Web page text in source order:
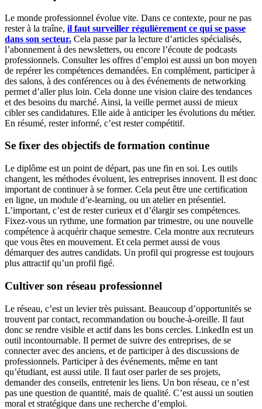
Le monde professionnel évolue vite. Dans ce contexte, pour ne pas
rester à la traîne, il faut surveiller régulièrement ce qui se passe
dans son secteur. Cela passe par la lecture d’articles spécialisés,
l’abonnement à des newsletters, ou encore l’écoute de podcasts
professionnels. Consulter les offres d’emploi est aussi un bon moyen
de repérer les compétences demandées. En complément, participer à
des salons, à des conférences ou à des événements de networking
permet d’aller plus loin. Cela donne une vision claire des tendances
et des besoins du marché. Ainsi, la veille permet aussi de mieux
cibler ses candidatures. Elle aide à anticiper les évolutions du métier.
En résumé, rester informé, c’est rester compétitif.
Se fixer des objectifs de formation continue
Le diplôme est un point de départ, pas une fin en soi. Les outils
changent, les méthodes évoluent, les entreprises innovent. Il est donc
important de continuer à se former. Cela peut être une certification
en ligne, un module d’e-learning, ou un atelier en présentiel.
L’important, c’est de rester curieux et d’élargir ses compétences.
Fixez-vous un rythme, une formation par trimestre, ou une nouvelle
compétence à acquérir chaque semestre. Cela montre aux recruteurs
que vous êtes en mouvement. Et cela permet aussi de vous
démarquer des autres candidats. Un profil qui progresse est toujours
plus attractif qu’un profil figé.
Cultiver son réseau professionnel
Le réseau, c’est un levier très puissant. Beaucoup d’opportunités se
trouvent par contact, recommandation ou bouche-à-oreille. Il faut
donc se rendre visible et actif dans les bons cercles. LinkedIn est un
outil incontournable. Il permet de suivre des entreprises, de se
connecter avec des anciens, et de participer à des discussions de
professionnels. Participer à des événements, même en tant
qu’étudiant, est aussi utile. Il faut oser parler de ses projets,
demander des conseils, entretenir les liens. Un bon réseau, ce n’est
pas une question de quantité, mais de qualité. C’est aussi un soutien
moral et stratégique dans une recherche d’emploi.